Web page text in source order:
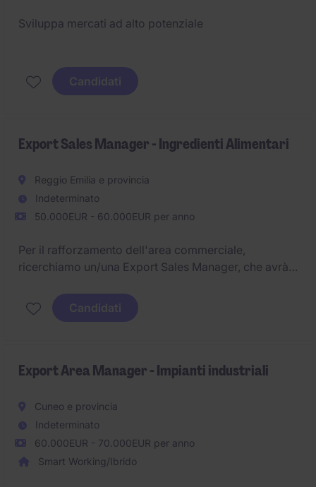
Sviluppa mercati ad alto potenziale
Candidati
Export Sales Manager - Ingredienti Alimentari
Reggio Emilia e provincia
Indeterminato
50.000EUR - 60.000EUR per anno
Per il rafforzamento dell'area commerciale,
ricerchiamo un/una Export Sales Manager, che avrà
esistente sia nello sviluppo di nuove opportunità, con
un approccio fortemente orientato alla crescita, alla
Candidati
Export Area Manager - Impianti industriali
Cuneo e provincia
Indeterminato
60.000EUR - 70.000EUR per anno
Smart Working/Ibrido